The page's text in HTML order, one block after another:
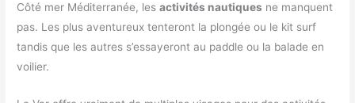
Côté mer Méditerranée, lesactivités nautiques ne manquent
pas. Les plus aventureux tenteront la plongée ou le kit surf
tandis que les autres s’essayeront au paddle ou la balade en
voilier.